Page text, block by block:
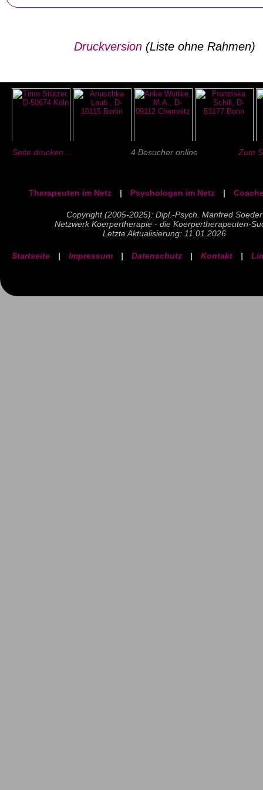
Druckversion(Liste ohne Rahmen)
Seite drucken ... 4 Besucher online Zum
Therapeuten im Netz | Psychologen im Netz |
Copyright (2005-2025): Dipl.-Psych. Manfred Soeder
Netzwerk Koerpertherapie - die Koerpertherapeuten-
Letzte Aktualisierung: 11.01.2026
Startseite | Impressum | Datenschutz | Kontakt |